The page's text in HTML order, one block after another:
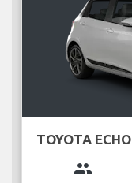
TOYOTA ECHO
group